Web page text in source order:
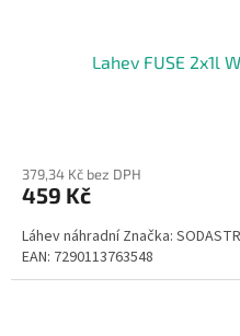
Lahev FUSE 2x1l
379,34 Kč bez DPH
459 Kč
Láhev náhradní Značka:
EAN: 7290113763548